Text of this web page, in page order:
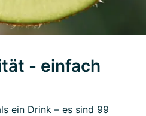
- einfach
ein Drink – es sind 99